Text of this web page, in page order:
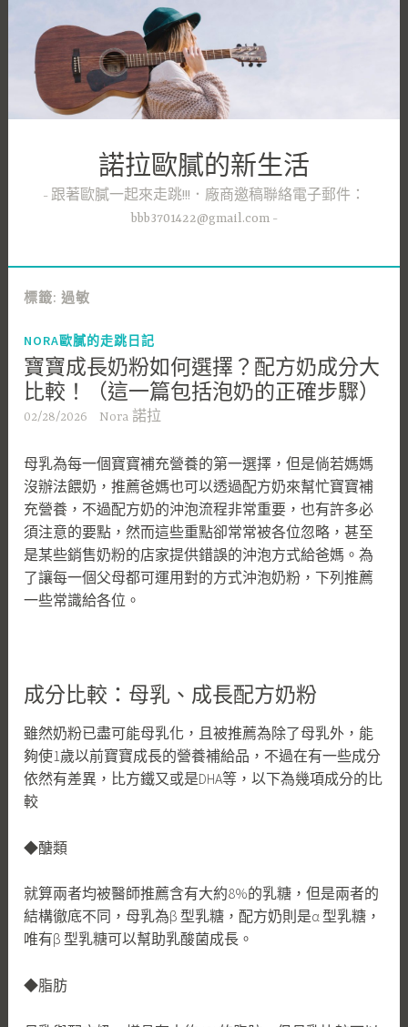
容
諾拉歐膩的新生活
跟著歐膩一起來走跳!!!．廠商邀稿聯絡電子郵件：
bbb3701422@gmail.com
標籤:過敏
NORA歐膩的走跳日記
寶寶成長奶粉如何選擇？配方奶成分大
比較！（這一篇包括泡奶的正確步驟）
02/28/2026 Nora 諾拉
母乳為每一個寶寶補充營養的第一選擇，但是倘若媽媽
沒辦法餵奶，推薦爸媽也可以透過配方奶來幫忙寶寶補
充營養，不過配方奶的沖泡流程非常重要，也有許多必
須注意的要點，然而這些重點卻常常被各位忽略，甚至
是某些銷售奶粉的店家提供錯誤的沖泡方式給爸媽。為
了讓每一個父母都可運用對的方式沖泡奶粉，下列推薦
一些常識給各位。
成分比較：母乳、成長配方奶粉
雖然奶粉已盡可能母乳化，且被推薦為除了母乳外，能
夠使1歲以前寶寶成長的營養補給品，不過在有一些成分
依然有差異，比方鐵又或是DHA等，以下為幾項成分的比
較
◆醣類
就算兩者均被醫師推薦含有大約8%的乳糖，但是兩者的
結構徹底不同，母乳為β 型乳糖，配方奶則是α 型乳糖，
唯有β 型乳糖可以幫助乳酸菌成長。
◆脂肪